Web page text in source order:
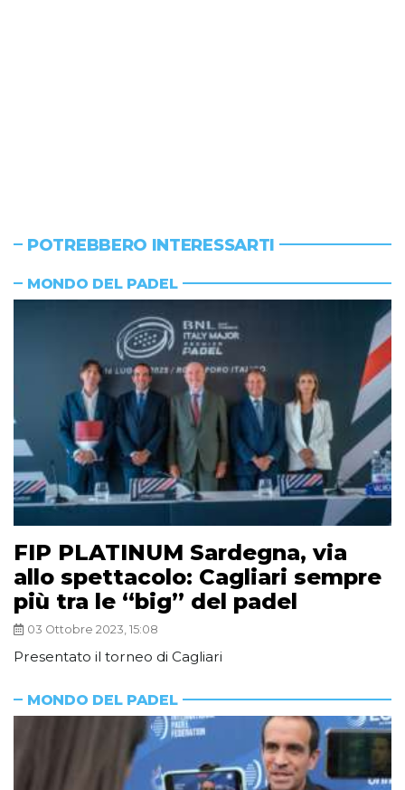
POTREBBERO INTERESSARTI
MONDO DEL PADEL
FIP PLATINUM Sardegna, via
allo spettacolo: Cagliari sempre
più tra le “big” del padel
03 Ottobre 2023, 15:08
Presentato il torneo di Cagliari
MONDO DEL PADEL